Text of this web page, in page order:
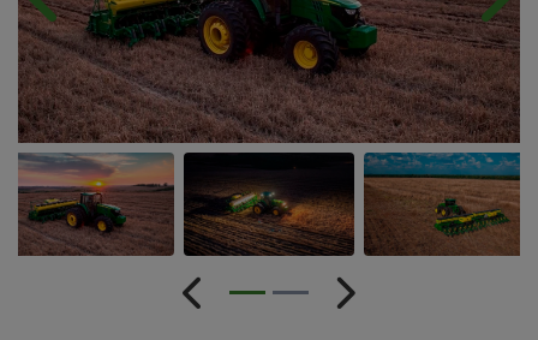
Anterior Próximo